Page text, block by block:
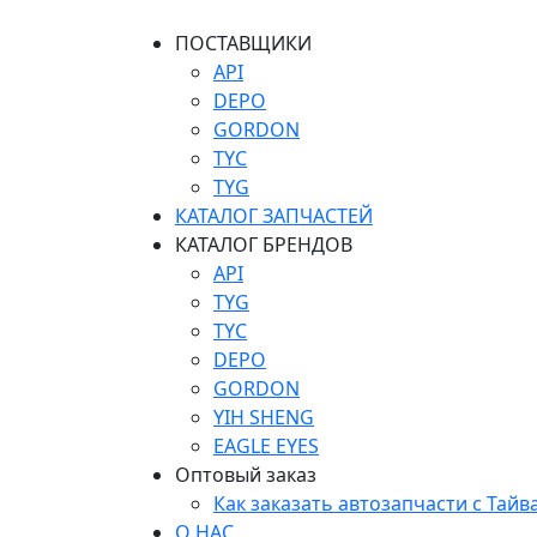
ПОСТАВЩИКИ
API
DEPO
GORDON
TYC
TYG
КАТАЛОГ ЗАПЧАСТЕЙ
КАТАЛОГ БРЕНДОВ
API
TYG
TYC
DEPO
GORDON
YIH SHENG
EAGLE EYES
Оптовый заказ
Как заказать автозапчасти с